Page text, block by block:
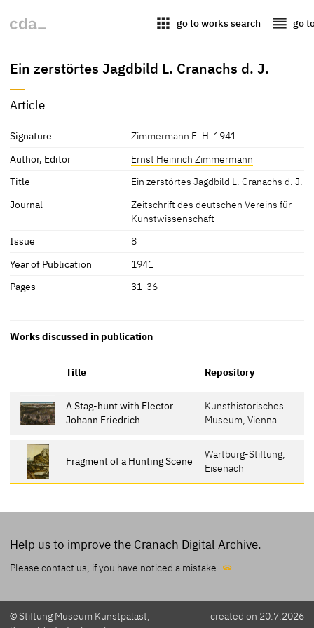
apps go to works search reorder go
Ein zerstörtes Jagdbild L. Cranachs d. J.
Article
Signature
Zimmermann E. H. 1941
Author, Editor
Ernst Heinrich Zimmermann
Title
Ein zerstörtes Jagdbild L. Cranachs d. J.
Journal
Zeitschrift des deutschen Vereins für
Kunstwissenschaft
Issue
8
Year of Publication
1941
Pages
31-36
Works discussed in publication
Title Repository
A Stag-hunt with Elector
Johann Friedrich
Kunsthistorisches
Museum, Vienna
Fragment of a Hunting Scene
Wartburg-Stiftung,
Eisenach
Help us to improve the Cranach Digital Archive.
Please contact us, ifyou have noticed a mistake.
© Stiftung Museum Kunstpalast,
created on 20.7.2026